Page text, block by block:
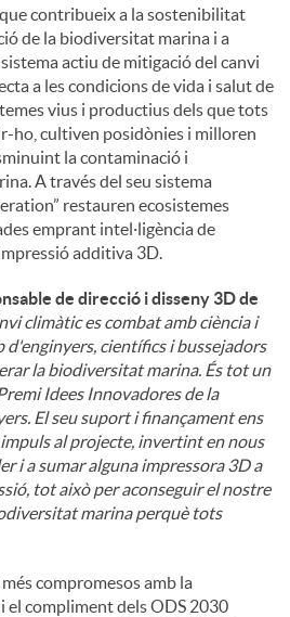
contribueix a la sostenibilitat
de la biodiversitat marina i a
actiu de mitigació del canvi
a les condicions de vida i salut de
vius i productius dels que tots
ho, cultiven posidònies i milloren
la contaminació i
A través del seu sistema
restauren ecosistemes
emprant intel·ligència de
additiva 3D.
de direcció i disseny 3D de
climàtic es combat amb ciència i
d'enginyers, científics i bussejadors
la biodiversitat marina. És tot un
Idees Innovadores de la
El seu suport i finançament ens
al projecte, invertint en nous
i a sumar alguna impressora 3D a
tot això per aconseguir el nostre
marina perquè tots
compromesos amb la
compliment dels ODS 2030